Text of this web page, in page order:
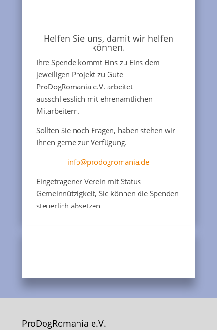
Helfen Sie uns, damit wir helfen
können.
Ihre Spende kommt Eins zu Eins dem
jeweiligen Projekt zu Gute.
ProDogRomania e.V. arbeitet
ausschliesslich mit ehrenamtlichen
Mitarbeitern.
Sollten Sie noch Fragen, haben stehen wir
Ihnen gerne zur Verfügung.
info@prodogromania.de
Eingetragener Verein mit Status
Gemeinnützigkeit, Sie können die Spenden
steuerlich absetzen.
ProDogRomania e.V.